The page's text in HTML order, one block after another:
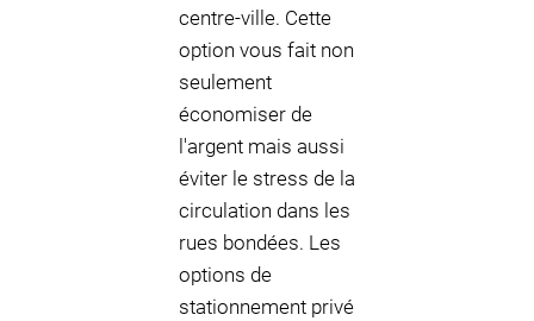
centre-ville. Cette
option vous fait non
seulement
économiser de
l'argent mais aussi
éviter le stress de la
circulation dans les
rues bondées. Les
options de
stationnement privé